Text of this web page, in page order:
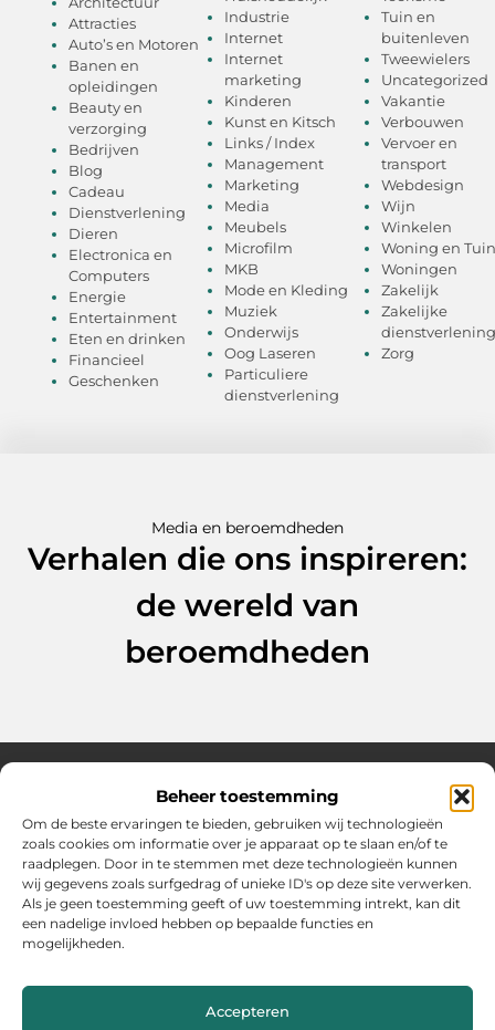
Beheer toestemming
Om de beste ervaringen te bieden, gebruiken wij technologieën
zoals cookies om informatie over je apparaat op te slaan en/of te
raadplegen. Door in te stemmen met deze technologieën kunnen
wij gegevens zoals surfgedrag of unieke ID's op deze site verwerken.
Als je geen toestemming geeft of uw toestemming intrekt, kan dit
een nadelige invloed hebben op bepaalde functies en
mogelijkheden.
Accepteren
Attracties
Auto’s en Motoren
Banen en
opleidingen
Beauty en
verzorging
Bedrijven
Blog
Cadeau
Dienstverlening
Dieren
Electronica en
Computers
Energie
Entertainment
Eten en drinken
Financieel
Geschenken
Industrie
Internet
Internet
marketing
Kinderen
Kunst en Kitsch
Links / Index
Management
Marketing
Media
Meubels
Microfilm
MKB
Mode en Kleding
Muziek
Onderwijs
Oog Laseren
Particuliere
dienstverlening
Tuin en
buitenleven
Tweewielers
Uncategorized
Vakantie
Verbouwen
Vervoer en
transport
Webdesign
Wijn
Winkelen
Woning en Tuin
Woningen
Zakelijk
Zakelijke
dienstverlening
Zorg
Media en beroemdheden
Verhalen die ons inspireren:
de wereld van
beroemdheden
Over Hollandwinkelt
Jouw bron voor inspiratie en handige tips voor het dagelijks
leven.
Verken een gevarieerde selectie blogs en artikelen boordevol
praktische adviezen en verrassende inzichten om het beste uit
elke dag te halen.